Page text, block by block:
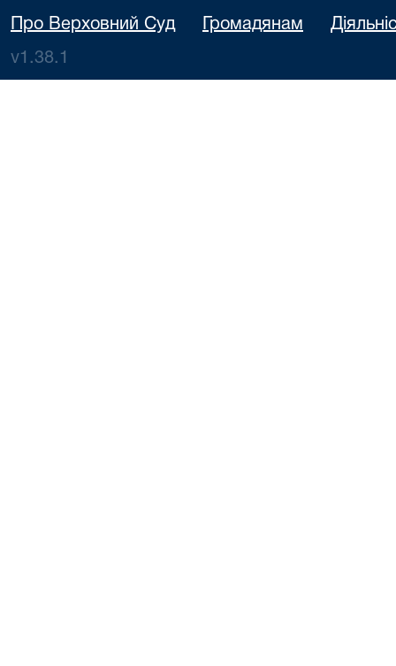
Про Верховний Суд Громадянам
v1.38.1